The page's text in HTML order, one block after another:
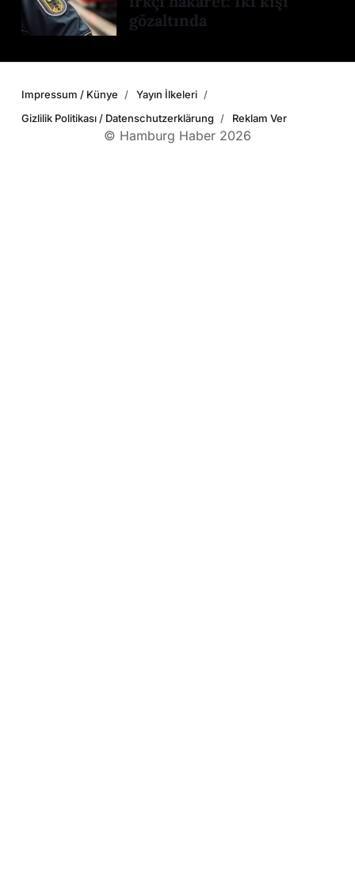
gözaltında
© Hamburg Haber 2026
Impressum / Künye
Yayın İlkeleri
Gizlilik Politikası / Datenschutzerklärung
Reklam Ver